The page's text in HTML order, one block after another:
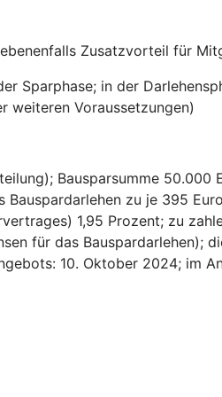
Zusatzvorteil für
Sparphase; in der
weiteren Voraussetzungen)
Bausparsumme
zu je 395
1,95 Prozent; zu
für das Bauspardarlehen);
10. Oktober 2024; im